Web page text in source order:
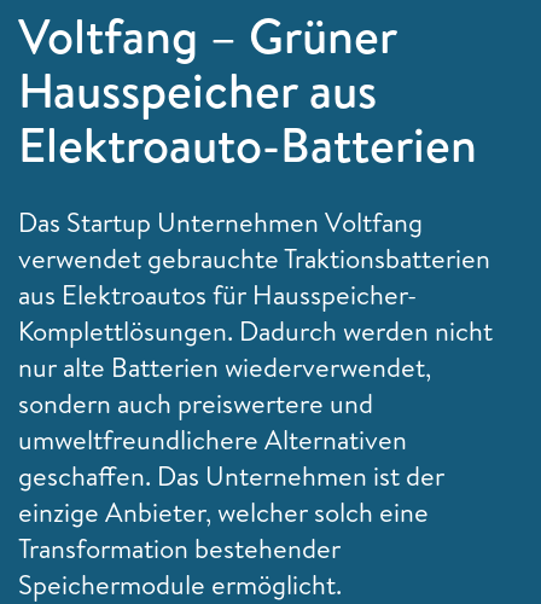
Voltfang – Grüner
Hausspeicher aus
Elektroauto-Batterien
Das Startup Unternehmen Voltfang
verwendet gebrauchte Traktionsbatterien
aus Elektroautos für Hausspeicher-
Komplettlösungen. Dadurch werden nicht
nur alte Batterien wiederverwendet,
sondern auch preiswertere und
umweltfreundlichere Alternativen
geschaffen. Das Unternehmen ist der
einzige Anbieter, welcher solch eine
Transformation bestehender
Speichermodule ermöglicht.